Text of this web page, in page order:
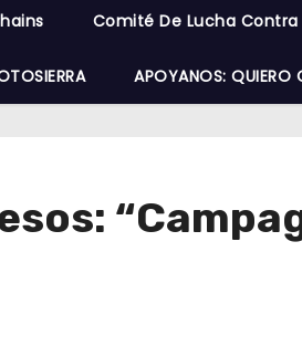
Comité De Lucha Contra
APOYANOS: QUIERO